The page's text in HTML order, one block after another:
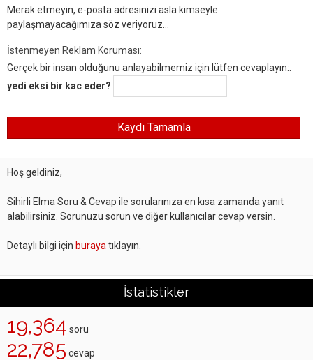
Merak etmeyin, e-posta adresinizi asla kimseyle
paylaşmayacağımıza söz veriyoruz...
İstenmeyen Reklam Koruması:
Gerçek bir insan olduğunu anlayabilmemiz için lütfen cevaplayın:.
yedi eksi bir kac eder?
Hoş geldiniz,
Sihirli Elma Soru & Cevap ile sorularınıza en kısa zamanda yanıt
alabilirsiniz. Sorunuzu sorun ve diğer kullanıcılar cevap versin.
Detaylı bilgi için buraya tıklayın.
İstatistikler
19,364 soru
22,785 cevap